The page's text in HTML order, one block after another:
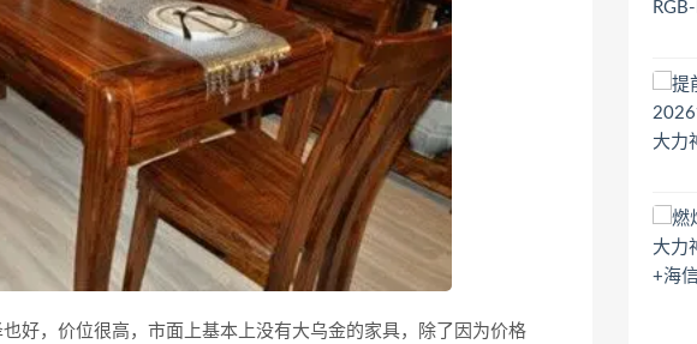
，价位很高，市面上基本上没有大乌金的家具，除了因为价格